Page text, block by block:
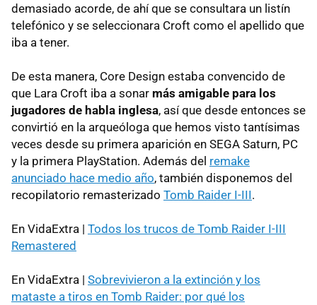
demasiado acorde, de ahí que se consultara un listín
telefónico y se seleccionara Croft como el apellido que
iba a tener.
De esta manera, Core Design estaba convencido de
que Lara Croft iba a sonar más amigable para los
jugadores de habla inglesa, así que desde entonces se
convirtió en la arqueóloga que hemos visto tantísimas
veces desde su primera aparición en SEGA Saturn, PC
y la primera PlayStation. Además del remake
anunciado hace medio año, también disponemos del
recopilatorio remasterizado Tomb Raider I-III.
En VidaExtra | Todos los trucos de Tomb Raider I-III
Remastered
En VidaExtra | Sobrevivieron a la extinción y los
mataste a tiros en Tomb Raider: por qué los